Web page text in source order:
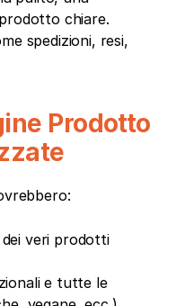
chiare.
spedizioni, resi,
Prodotto
veri prodotti
e tutte le